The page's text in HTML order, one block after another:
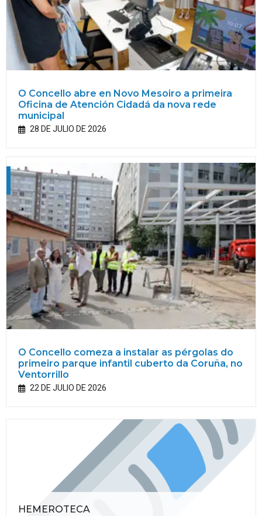
O Concello abre en Novo Mesoiro a primeira
Oficina de Atención Cidadá da nova rede
municipal
28 DE JULIO DE 2026
O Concello comeza a instalar as pérgolas do
primeiro parque infantil cuberto da Coruña, no
Ventorrillo
22 DE JULIO DE 2026
HEMEROTECA